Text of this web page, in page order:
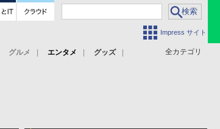
Impress サイト
全カテゴリ
グルメ エンタメ
グッズ